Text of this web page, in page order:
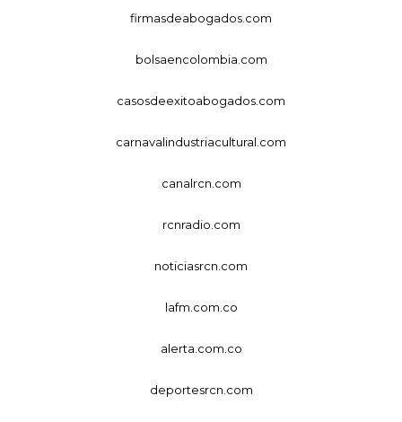
firmasdeabogados.com
bolsaencolombia.com
casosdeexitoabogados.com
carnavalindustriacultural.com
canalrcn.com
rcnradio.com
noticiasrcn.com
lafm.com.co
alerta.com.co
deportesrcn.com